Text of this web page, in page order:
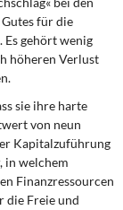
für die
Es gehört wenig
höheren Verlust
sie ihre harte
von neun
Kapitalzuführung
in welchem
Finanzressourcen
die Freie und